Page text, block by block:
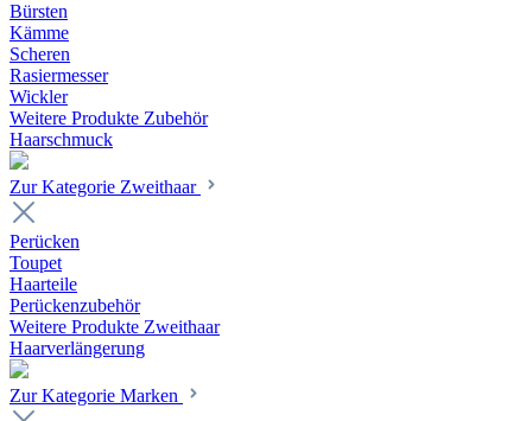
Bürsten
Kämme
Scheren
Rasiermesser
Wickler
Weitere Produkte Zubehör
Haarschmuck
Zur Kategorie Zweithaar
Perücken
Toupet
Haarteile
Perückenzubehör
Weitere Produkte Zweithaar
Haarverlängerung
Zur Kategorie Marken